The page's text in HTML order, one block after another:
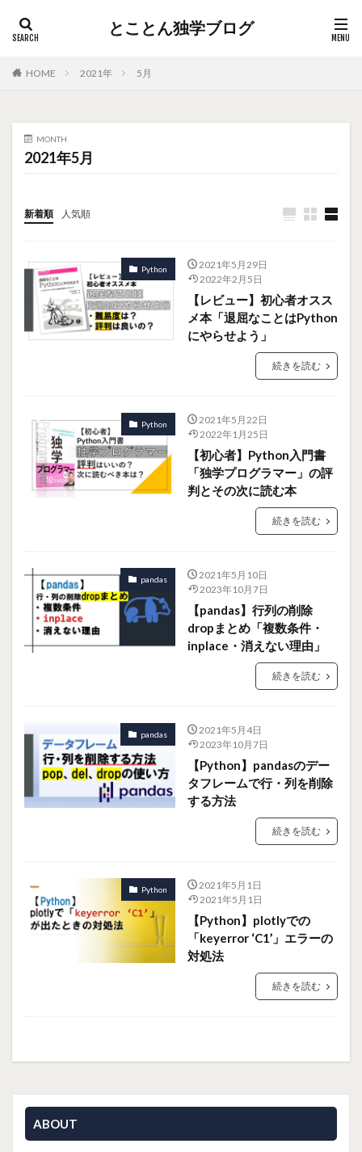
とことん独学ブログ
HOME 2021年 5月
MONTH
2021年5月
新着順 人気順
Python
2021年5月29日
2022年2月5日
【レビュー】初心者オスス
メ本「退屈なことはPython
にやらせよう」
続きを読む
Python
2021年5月22日
2022年1月25日
【初心者】Python入門書
「独学プログラマー」の評
判とその次に読む本
続きを読む
pandas
2021年5月10日
2023年10月7日
【pandas】行列の削除
dropまとめ「複数条件・
inplace・消えない理由」
続きを読む
pandas
2021年5月4日
2023年10月7日
【Python】pandasのデー
タフレームで行・列を削除
する方法
続きを読む
Python
2021年5月1日
2021年5月1日
【Python】plotlyでの
「keyerror ‘C1’」エラーの
対処法
続きを読む
ABOUT